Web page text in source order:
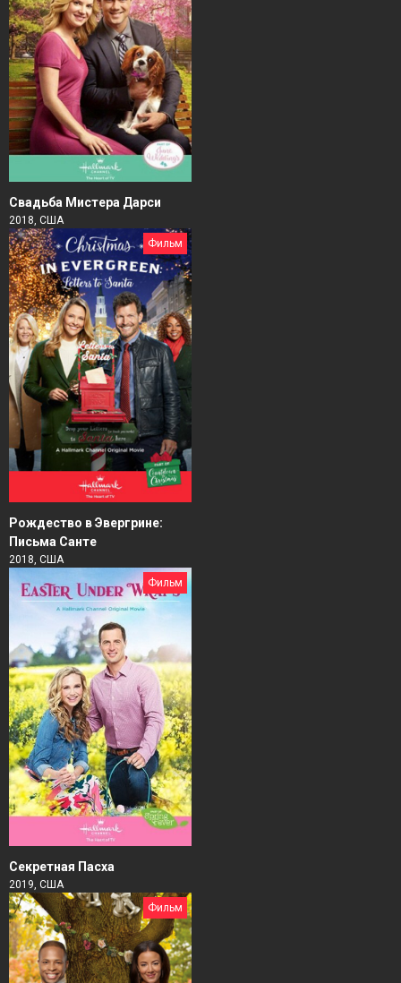
Свадьба Мистера Дарси
2018, США
Фильм
Рождество в Эвергрине:
Письма Санте
2018, США
Фильм
Секретная Пасха
2019, США
Фильм